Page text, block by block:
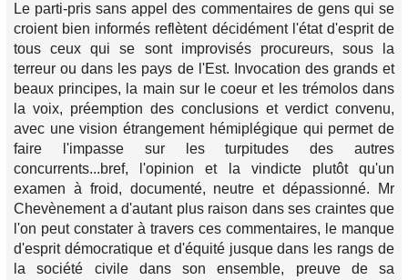
Le parti-pris sans appel des commentaires de gens qui se
croient bien informés reflètent décidément l'état d'esprit de
tous ceux qui se sont improvisés procureurs, sous la
terreur ou dans les pays de l'Est. Invocation des grands et
beaux principes, la main sur le coeur et les trémolos dans
la voix, préemption des conclusions et verdict convenu,
avec une vision étrangement hémiplégique qui permet de
faire l'impasse sur les turpitudes des autres
concurrents...bref, l'opinion et la vindicte plutôt qu'un
examen à froid, documenté, neutre et dépassionné. Mr
Chevènement a d'autant plus raison dans ses craintes que
l'on peut constater à travers ces commentaires, le manque
d'esprit démocratique et d'équité jusque dans les rangs de
la société civile dans son ensemble, preuve de sa